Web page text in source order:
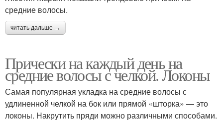
средние волосы.
читать дальше →
Прически на каждый день на
средние волосы с челкой. Локоны
Самая популярная укладка на средние волосы с
удлиненной челкой на бок или прямой «шторка» — это
локоны. Накрутить пряди можно различными способами.